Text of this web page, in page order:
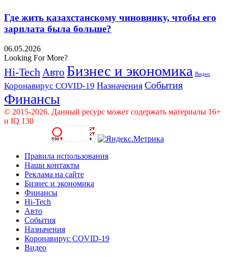
Где жить казахстанскому чиновнику, чтобы его
зарплата была больше?
06.05.2026
Looking For More?
Hi-Tech Авто Бизнес и экономика Видео
Коронавирус COVID-19 Назначения События
Финансы
© 2015-2026. Данный ресурс может содержать материалы 16+
и IQ 130
Правила использования
Наши контакты
Реклама на сайте
Бизнес и экономика
Финансы
Hi-Tech
Авто
События
Назначения
Коронавирус COVID-19
Видео